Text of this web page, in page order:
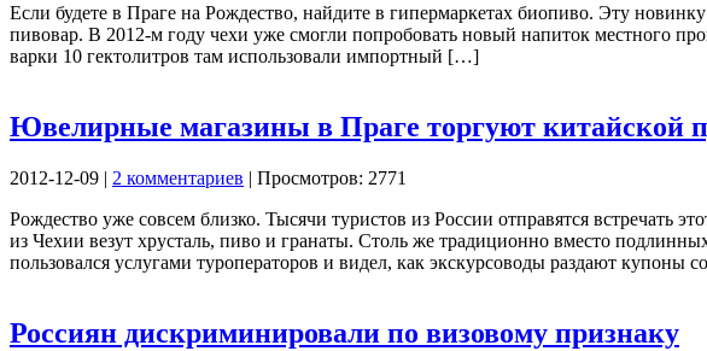
Если будете в Праге на Рождество, найдите в гипермаркетах биопиво. Эту
пивовар. В 2012-м году чехи уже смогли попробовать новый напиток местного
варки 10 гектолитров там использовали импортный […]
Ювелирные магазины в Праге торгуют китайской
2012-12-09 | 2 комментариев | Просмотров: 2771
Рождество уже совсем близко. Тысячи туристов из России отправятся встречать
из Чехии везут хрусталь, пиво и гранаты. Столь же традиционно вместо
пользовался услугами туроператоров и видел, как экскурсоводы раздают купоны
Россиян дискриминировали по визовому признаку